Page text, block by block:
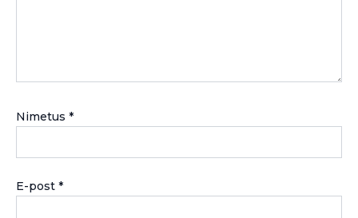
Nimetus *
E-post *